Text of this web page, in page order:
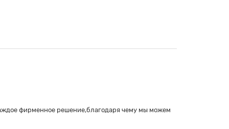
фирменное решение,благодаря чему мы можем